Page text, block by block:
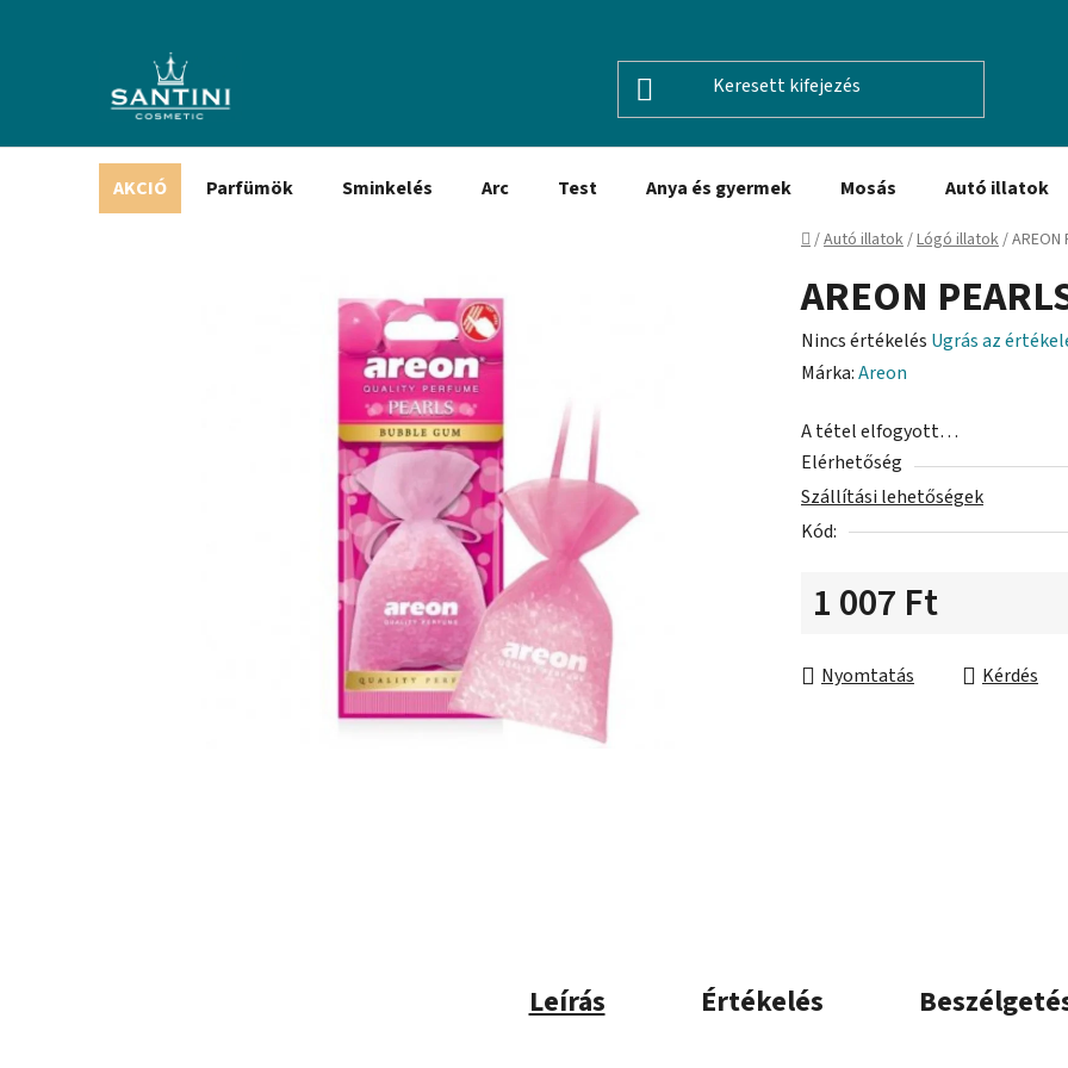
AKCIÓ Parfümök Sminkelés Arc Test Anya és gyermek Mosás Autó illatok
Kezdőlap
/Autó illatok/Lógó illatok/AREON
AREON
A
termék
értékelése
5-
ből
0,0
Nincs értékelés Ugrás az
Márka:Areon
A tétel elfogyott…
Elérhetőség
Szállítási lehetőségek
Kód:
1 007 Ft
Nyomtatás
Kérdés
Leírás Értékelés